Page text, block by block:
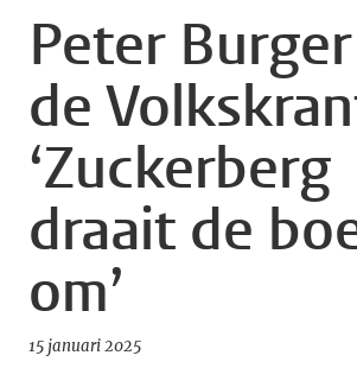
Peter
de
‘Zuckerberg
draait de
om’
15 januari 2025